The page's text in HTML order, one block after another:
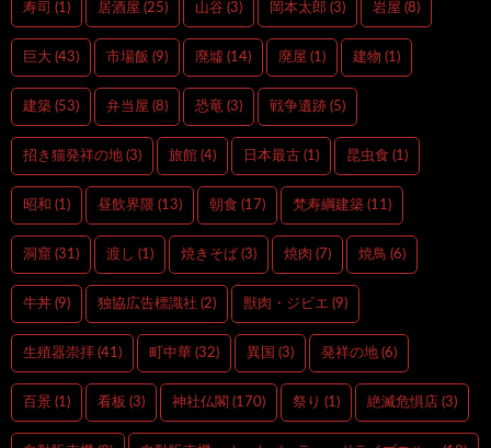
寿司 (1) 居酒屋 (25) 山谷 (3) 岡本太郎 (3) 岩屋 (8)
巨大 (43) 市場飯 (9) 廃墟 (14) 廃屋 (1) 建物 (1)
建築 (53) 弁当屋 (8) 恐竜 (3) 戦争遺跡 (5)
招き猫発祥の地 (3) 旅館 (4) 日本最古 (1) 昆虫食 (1)
昭和 (1) 昼飲界隈 (13) 朝食 (17) 梵寿綱建築 (11)
洞窟 (31) 渡し (1) 焼きそば (3) 焼肉 (7) 焼鳥 (6)
牛丼 (9) 独協広告標識社 (2) 獣肉・ジビエ (9)
生殖器崇拝 (41) 町中華 (32) 異国 (3) 発祥の地 (6)
百景 (1) 看板 (3) 神社仏閣 (170) 祭り (1) 絶滅危惧店 (3)